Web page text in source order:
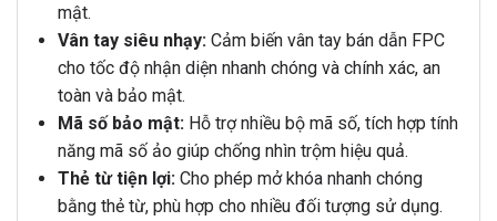
mật.
Vân tay siêu nhạy:Cảm biến vân tay bán dẫn FPC
cho tốc độ nhận diện nhanh chóng và chính xác, an
toàn và bảo mật.
Mã số bảo mật:Hỗ trợ nhiều bộ mã số, tích hợp tính
năng mã số ảo giúp chống nhìn trộm hiệu quả.
Thẻ từ tiện lợi:Cho phép mở khóa nhanh chóng
bằng thẻ từ, phù hợp cho nhiều đối tượng sử dụng.